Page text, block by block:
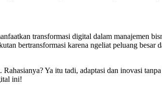
transformasi digital dalam manajemen
bertransformasi karena ngeliat peluang
Ya itu tadi, adaptasi dan inovasi
ini!